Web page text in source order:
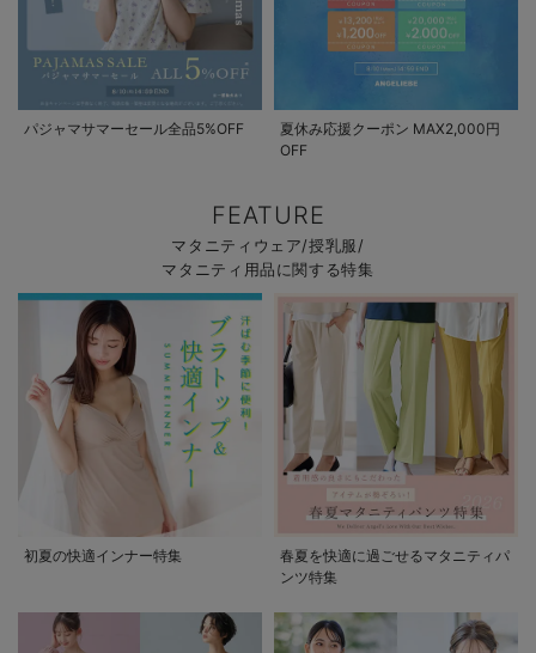
パジャマサマーセール全品5%OFF
夏休み応援クーポン MAX2,000円
OFF
FEATURE
マタニティウェア/授乳服/
マタニティ用品に関する特集
初夏の快適インナー特集
春夏を快適に過ごせるマタニティパ
ンツ特集